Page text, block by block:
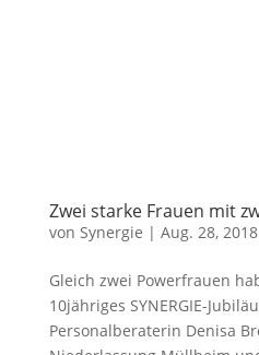
Zwei starke Frauen mit
von Synergie | Aug. 28, 2018
Gleich zwei Powerfrauen
10jähriges SYNERGIE-
Personalberaterin Denisa